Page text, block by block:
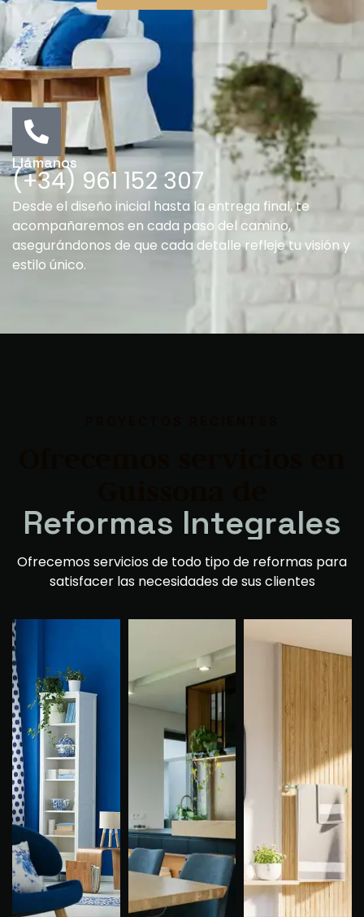
Llámanos
(+34) 961 152 307
Desde el diseño inicial hasta la entrega final, te
acompañaremos en cada paso del camino,
asegurándonos de que cada detalle refleje tu visión y
Contáctanos
Guissona de
Ref ormas Viviendas
Ofrecemos servicios de todo tipo de reformas para